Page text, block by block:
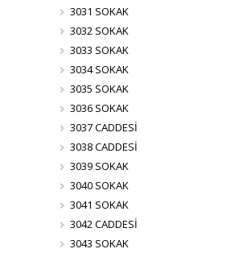
3031 SOKAK
3032 SOKAK
3033 SOKAK
3034 SOKAK
3035 SOKAK
3036 SOKAK
3037 CADDESİ
3038 CADDESİ
3039 SOKAK
3040 SOKAK
3041 SOKAK
3042 CADDESİ
3043 SOKAK